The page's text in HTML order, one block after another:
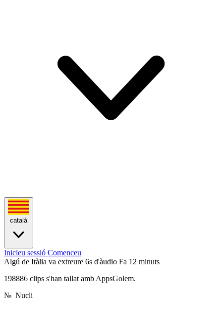
català
Inicieu sessió Comenceu
Algú de Itàlia va extreure 6s d'àudio Fa 12 minuts
198886 clips s'han tallat amb AppsGolem.
№ Nucli